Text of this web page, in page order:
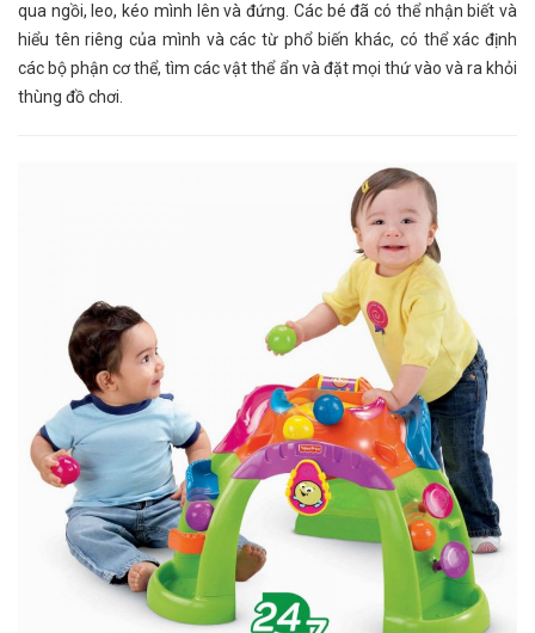
qua ngồi, leo, kéo mình lên và đứng. Các bé đã có thể nhận biết và
hiểu tên riêng của mình và các từ phổ biến khác, có thể xác định
các bộ phận cơ thể, tìm các vật thể ẩn và đặt mọi thứ vào và ra khỏi
thùng đồ chơi.